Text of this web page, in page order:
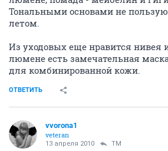
Тональными основами не
летом.
Из уходовых еще нравится нивея
люмене есть замечательная
для комбинированной кожи.
ОТВЕТИТЬ
vvorona1
veteran
13 апреля 2010 TM